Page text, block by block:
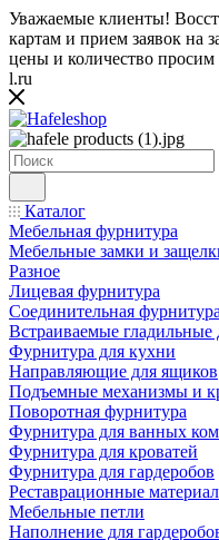
Уважаемые клиенты!
картам и прием заявок на
цены и количество
l.ru
Каталог
Мебельная фурнитура
Мебельные замки и
Разное
Лицевая фурнитура
Соединительная фурнитура
Встраиваемые гладильные
Фурнитура для кухни
Направляющие для ящиков
Подъемные механизмы и
Поворотная фурнитура
Фурнитура для ванных
Фурнитура для кроватей
Фурнитура для гардеробов
Реставрационные
Мебельные петли
Наполнение для